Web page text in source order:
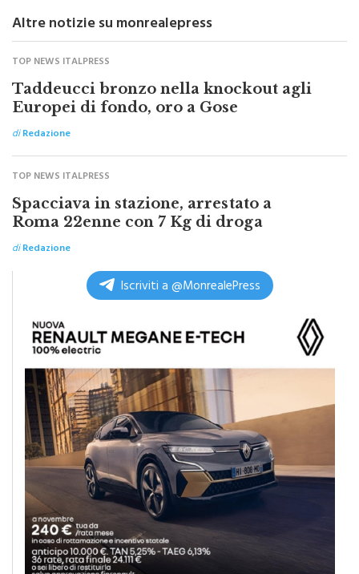
TOP NEWS ITALPRESS
Taddeucci bronzo nella knockout agli
Europei di fondo, oro a Gose
diRedazione
TOP NEWS ITALPRESS
Spacciava in stazione, arrestato a
Roma 22enne con 7 Kg di droga
diRedazione
Iscriviti a @MonrealePress